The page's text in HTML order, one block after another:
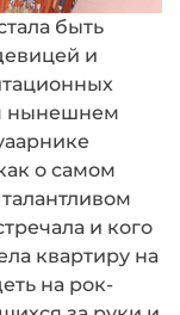
быть
и
нынешнем
о самом
и кого
квартиру на
на рок-